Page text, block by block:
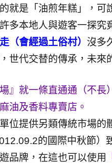
就是「油煎年糕」，可
多本地人與遊客一探究
（會經過土俗村） 沒多
世代交替的傳承，未來
』就一條直通通（不
油及香料專賣店。
位提供另類傳統市場
的國際中秋節）
品牌，在這也可以使用